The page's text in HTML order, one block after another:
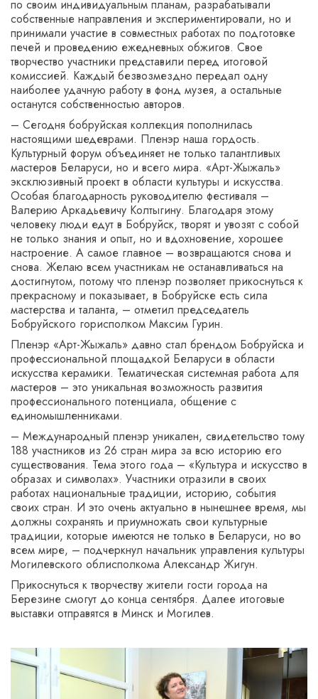
по своим индивидуальным планам, разрабатывали
собственные направления и экспериментировали, но и
принимали участие в совместных работах по подготовке
печей и проведению ежедневных обжигов. Свое
творчество участники представили перед итоговой
комиссией. Каждый безвозмездно передал одну
наиболее удачную работу в фонд музея, а остальные
останутся собственностью авторов.
– Сегодня бобруйская коллекция пополнилась
настоящими шедеврами. Пленэр наша гордость.
Культурный форум объединяет не только талантливых
мастеров Беларуси, но и всего мира. «Арт-Жыжаль»
эксклюзивный проект в области культуры и искусства.
Особая благодарность руководителю фестиваля –
Валерию Аркадьевичу Колтыгину. Благодаря этому
человеку люди едут в Бобруйск, творят и увозят с собой
не только знания и опыт, но и вдохновение, хорошее
настроение. А самое главное – возвращаются снова и
снова. Желаю всем участникам не останавливаться на
достигнутом, потому что пленэр позволяет прикоснуться к
прекрасному и показывает, в Бобруйске есть сила
мастерства и таланта, – отметил председатель
Бобруйского горисполком Максим Гурин.
Пленэр «Арт-Жыжаль» давно стал брендом Бобруйска и
профессиональной площадкой Беларуси в области
искусства керамики. Тематическая системная работа для
мастеров – это уникальная возможность развития
профессионального потенциала, общение с
единомышленниками.
– Международный пленэр уникален, свидетельство тому
188 участников из 26 стран мира за всю историю его
существования. Тема этого года – «Культура и искусство в
образах и символах». Участники отразили в своих
работах национальные традиции, историю, события
своих стран. И это очень актуально в нынешнее время, мы
должны сохранять и приумножать свои культурные
традиции, которые имеются не только в Беларуси, но во
всем мире, – подчеркнул начальник управления культуры
Могилевского облисполкома Александр Жигун.
Прикоснуться к творчеству жители гости города на
Березине смогут до конца сентября. Далее итоговые
выставки отправятся в Минск и Могилев.